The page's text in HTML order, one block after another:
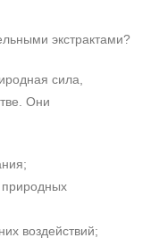
экстрактами?
сила,
Они
природных
воздействий;